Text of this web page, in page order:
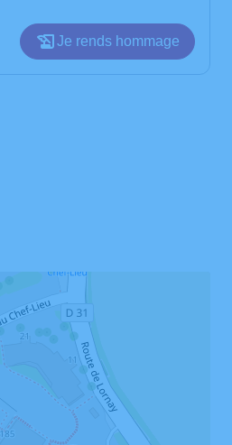
Je rends hommage